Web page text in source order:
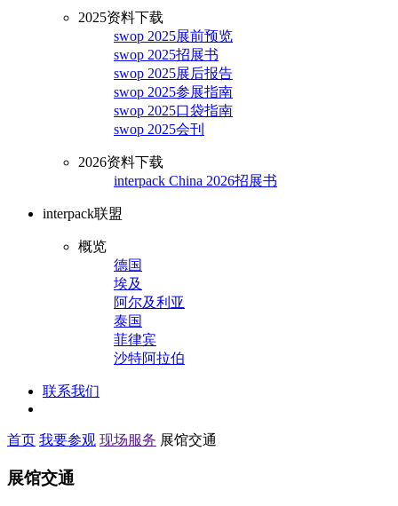
2025资料下载
swop 2025展前预览
swop 2025招展书
swop 2025展后报告
swop 2025参展指南
swop 2025口袋指南
swop 2025会刊
2026资料下载
interpack China 2026招展书
interpack联盟
概览
德国
埃及
阿尔及利亚
泰国
菲律宾
沙特阿拉伯
联系我们
首页 我要参观 现场服务 展馆交通
展馆交通